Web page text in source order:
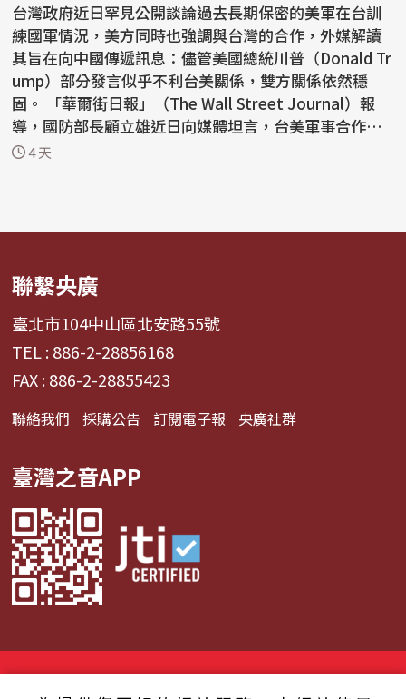
台灣政府近日罕見公開談論過去長期保密的美軍在台訓
練國軍情況，美方同時也強調與台灣的合作，外媒解讀
其旨在向中國傳遞訊息：儘管美國總統川普（Donald Tr
ump）部分發言似乎不利台美關係，雙方關係依然穩
固。 「華爾街日報」（The Wall Street Journal）報
導，國防部長顧立雄近日向媒體坦言，台美軍事合作
「比各位的...
4 天
聯繫央廣
臺北市104中山區北安路55號
TEL : 886-2-28856168
FAX : 886-2-28855423
聯絡我們 採購公告 訂閱電子報 央廣社群
臺灣之音APP
© 2024財團法人中央廣播電臺 版權所有